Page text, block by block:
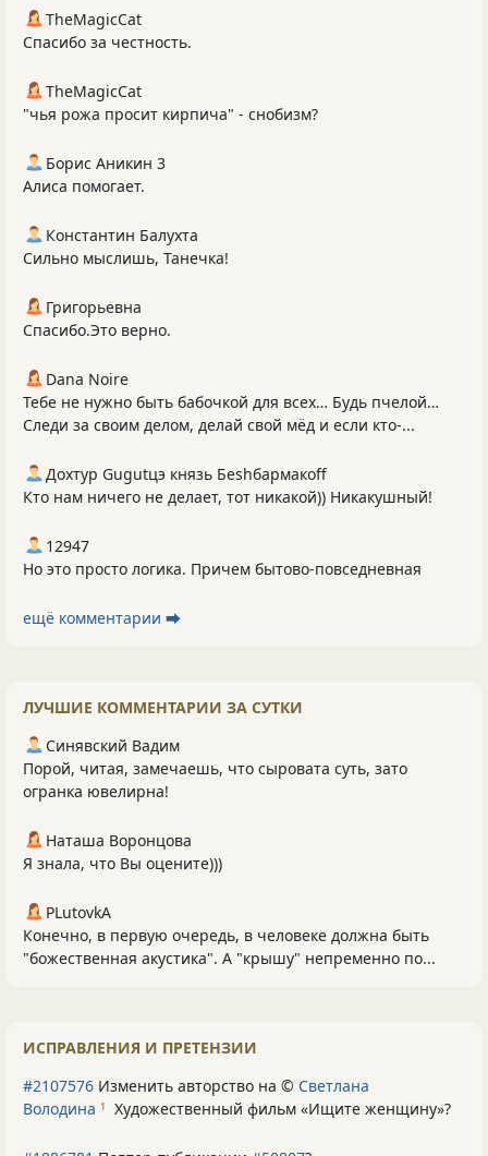
TheMagicCat
Спасибо за честность.
TheMagicCat
"чья рожа просит кирпича" - снобизм?
Борис Аникин 3
Алиса помогает.
Константин Балухта
Сильно мыслишь, Танечка!
Григорьевна
Спасибо.Это верно.
Dana Noire
Тебе не нужно быть бабочкой для всех… Будь пчелой…
Следи за своим делом, делай свой мёд и если кто-...
Дохтур Gugutцэ князь Беshбармакоff
Кто нам ничего не делает, тот никакой)) Никакушный!
12947
Но это просто логика. Причем бытово-повседневная
ещё комментарии ⮕
ЛУЧШИЕ КОММЕНТАРИИ ЗА СУТКИ
Синявский Вадим
Порой, читая, замечаешь, что сыровата суть, зато
огранка ювелирна!
Наташа Воронцова
Я знала, что Вы оцените)))
PLutоvkА
Конечно, в первую очередь, в человеке должна быть
"божественная акустика". А "крышу" непременно по...
ИСПРАВЛЕНИЯ И ПРЕТЕНЗИИ
#2107576 Изменить авторство на © Светлана
Володина 1 Художественный фильм «Ищите женщину»?